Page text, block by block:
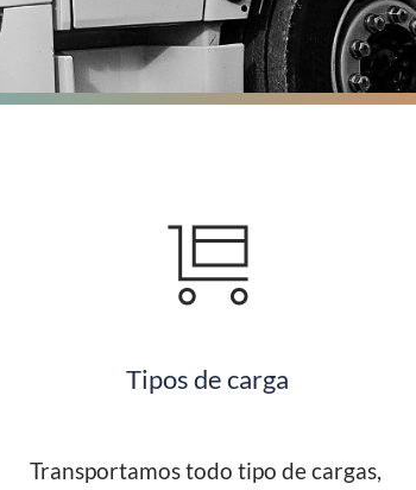
Tipos de carga
Transportamos todo tipo de cargas,